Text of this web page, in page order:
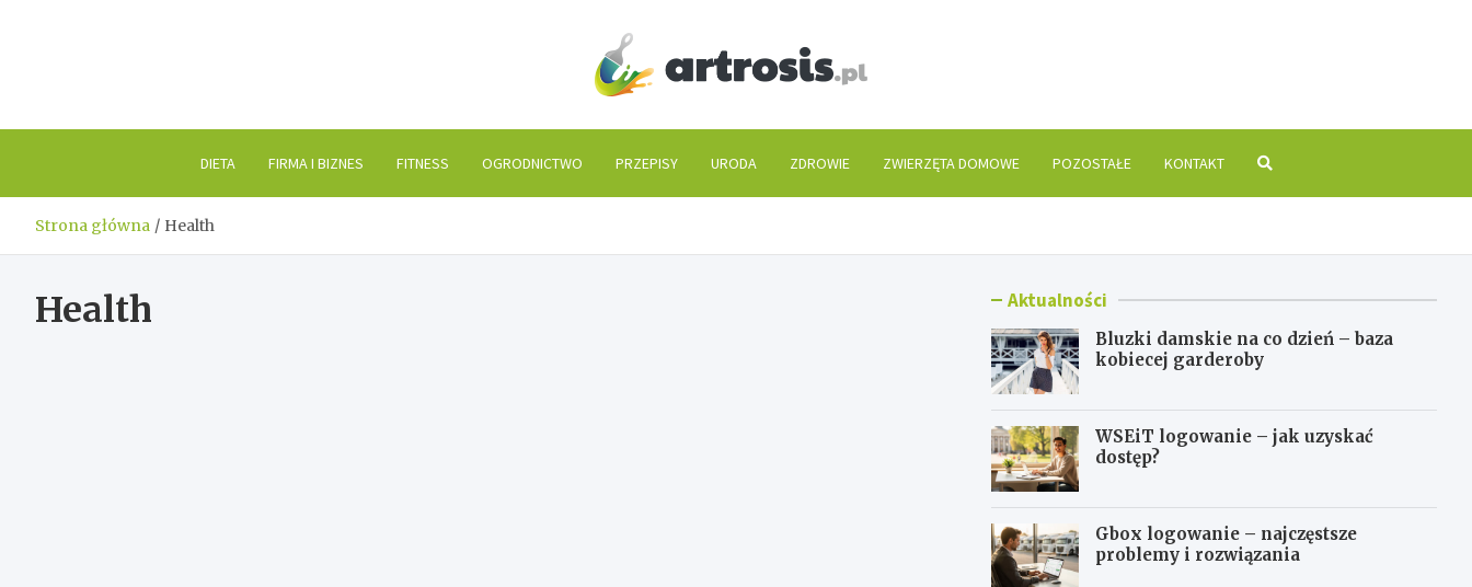
DIETA FIRMA I BIZNES FITNESS OGRODNICTWO PRZEPISY URODA ZDROWIE ZWIERZĘTA DOMOWE POZOSTAŁE KONTAKT
Strona główna Health
Health Aktualności
Bluzki damskie na co dzień – baza
kobiecej garderoby
WSEiT logowanie – jak uzyskać
dostęp?
Gbox logowanie – najczęstsze
problemy i rozwiązania